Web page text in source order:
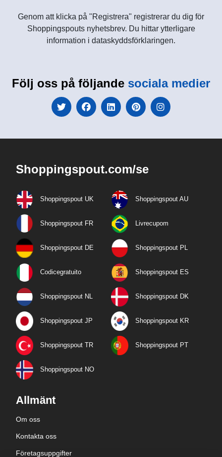
Genom att klicka på "Registrera" registrerar du dig för
Shoppingspouts nyhetsbrev. Du hittar ytterligare
information i dataskyddsförklaringen.
Följ oss på följande sociala medier
Shoppingspout.com/se
Shoppingspout UK Shoppingspout AU
Shoppingspout FR Livrecupom
Shoppingspout DE Shoppingspout PL
Codicegratuito Shoppingspout ES
Shoppingspout NL Shoppingspout DK
Shoppingspout JP Shoppingspout KR
Shoppingspout TR Shoppingspout PT
Shoppingspout NO
Allmänt
Om oss
Kontakta oss
Företagsuppgifter